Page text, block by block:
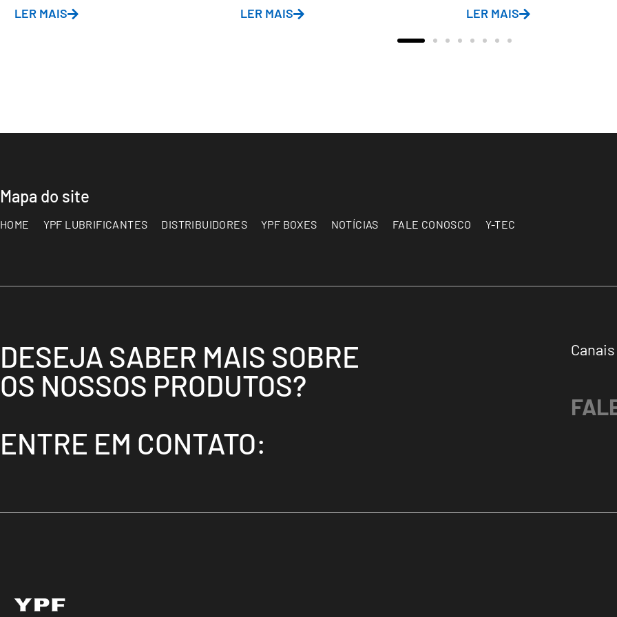
LER MAIS LER MAIS LER MAIS
Mapa do site
HOME YPF LUBRIFICANTES DISTRIBUIDORES YPF BOXES NOTÍCIAS FALE CONOSCO Y-TEC
DESEJA SABER MAIS SOBRE
OS NOSSOS PRODUTOS?
ENTRE EM CONTATO: